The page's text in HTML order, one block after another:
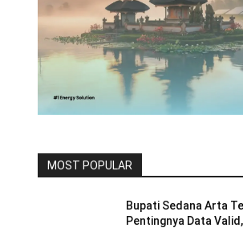
MOST POPULAR
Bupati Sedana Arta
Pentingnya Data